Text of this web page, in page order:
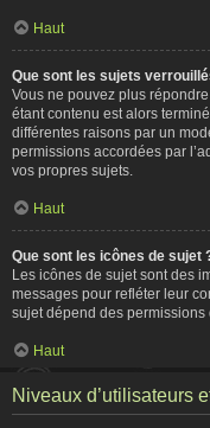
Haut
Que sont les sujets
Vous ne pouvez plus
étant contenu est alors
différentes raisons par un
permissions accordées par
vos propres sujets.
Haut
Que sont les icônes de sujet
Les icônes de sujet sont des
messages pour refléter leur
sujet dépend des permissions
Haut
Niveaux d’utilisateurs